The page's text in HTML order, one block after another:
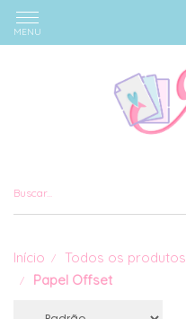
MENU
Início Todos os produtos
Papel Offset